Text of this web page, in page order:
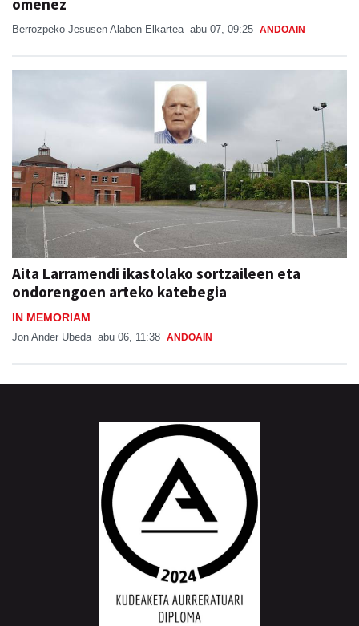
omenez
Berrozpeko Jesusen Alaben Elkartea abu 07, 09:25 ANDOAIN
Aita Larramendi ikastolako sortzaileen eta
ondorengoen arteko katebegia
IN MEMORIAM
Jon Ander Ubeda abu 06, 11:38 ANDOAIN